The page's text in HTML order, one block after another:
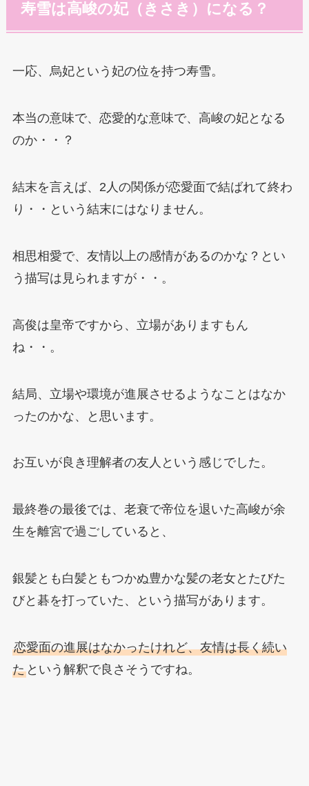
寿雪は高峻の妃（きさき）になる？
一応、烏妃という妃の位を持つ寿雪。
本当の意味で、恋愛的な意味で、高峻の妃となる
のか・・？
結末を言えば、2人の関係が恋愛面で結ばれて終わ
り・・という結末にはなりません。
相思相愛で、友情以上の感情があるのかな？とい
う描写は見られますが・・。
高俊は皇帝ですから、立場がありますもん
ね・・。
結局、立場や環境が進展させるようなことはなか
ったのかな、と思います。
お互いが良き理解者の友人という感じでした。
最終巻の最後では、老衰で帝位を退いた高峻が余
生を離宮で過ごしていると、
銀髪とも白髪ともつかぬ豊かな髪の老女とたびた
びと碁を打っていた、という描写があります。
恋愛面の進展はなかったけれど、友情は長く続い
たという解釈で良さそうですね。